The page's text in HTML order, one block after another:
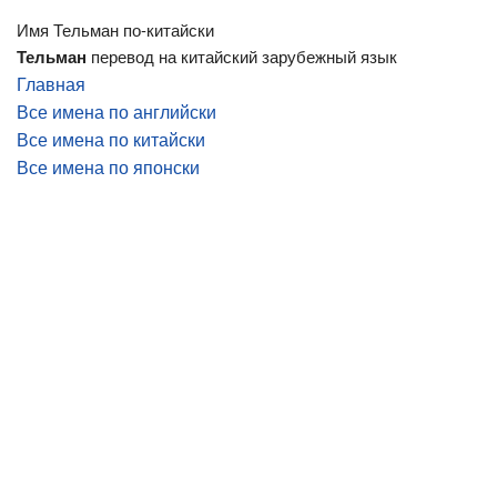
Имя Тельман по-китайски
Тельман перевод на китайский зарубежный язык
Главная
Все имена по английски
Все имена по китайски
Все имена по японски